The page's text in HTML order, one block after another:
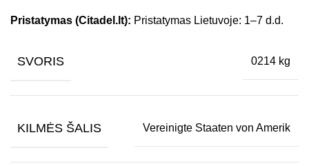
Pristatymas (Citadel.lt): Pristatymas Lietuvoje: 1–7 d.d.
SVORIS 0214 kg
KILMĖS ŠALIS Vereinigte Staaten von Amerik